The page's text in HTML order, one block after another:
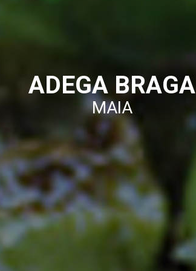
ADEGA BRAGA
MAIA